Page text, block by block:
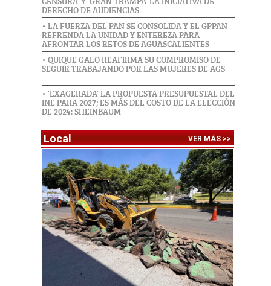
DERECHO DE AUDIENCIAS
• LA FUERZA DEL PAN SE CONSOLIDA Y EL GPPAN
REFRENDA LA UNIDAD Y ENTEREZA PARA
AFRONTAR LOS RETOS DE AGUASCALIENTES
• QUIQUE GALO REAFIRMA SU COMPROMISO DE
SEGUIR TRABAJANDO POR LAS MUJERES DE AGS
• 'EXAGERADA' LA PROPUESTA PRESUPUESTAL DEL
INE PARA 2027; ES MÁS DEL COSTO DE LA ELECCIÓN
DE 2024: SHEINBAUM
Local VER MÁS >>